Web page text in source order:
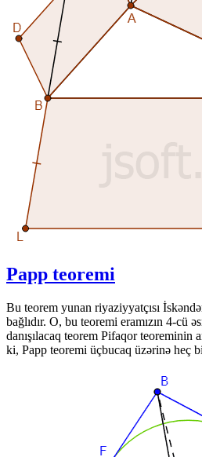
Papp teoremi
Bu teorem yunan riyaziyyatçısı
bağlıdır. O, bu teoremi eramızın 4-cü
danışılacaq teorem Pifaqor teoreminin
ki, Papp teoremi üçbucaq üzərinə heç